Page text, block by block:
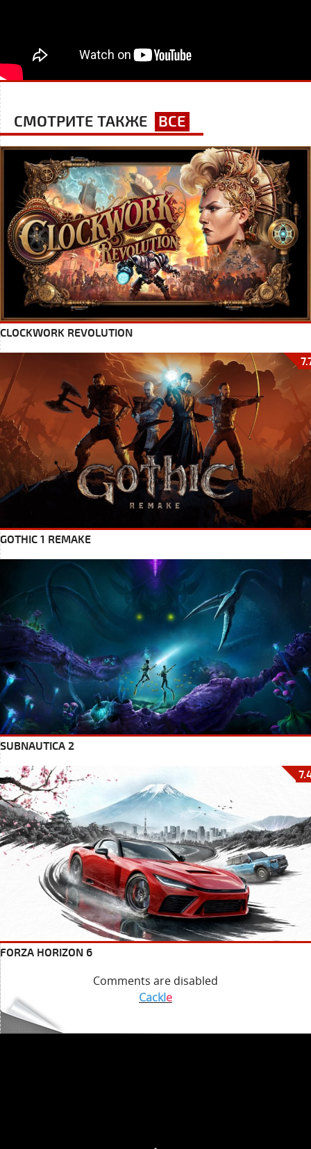
СМОТРИТЕ ТАКЖЕ ВСЕ
CLOCKWORK REVOLUTION
GOTHIC 1 REMAKE
SUBNAUTICA 2
FORZA HORIZON 6
Comments are disabled
Cackle